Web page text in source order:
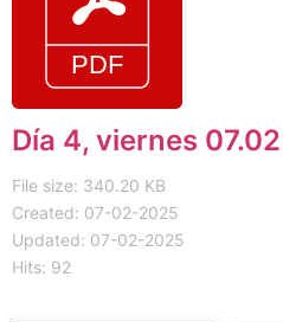
Día 4, viernes 07.02
File size: 340.20 KB
Created: 07-02-2025
Updated: 07-02-2025
Hits: 92